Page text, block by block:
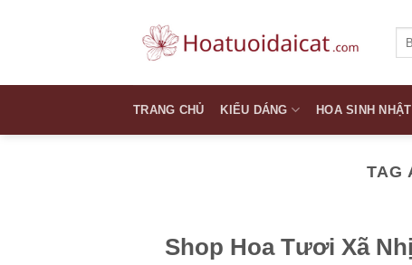
TRANG CHỦ KIỂU DÁNG HOA SINH NHẬT
TAG
Shop Hoa Tươi Xã